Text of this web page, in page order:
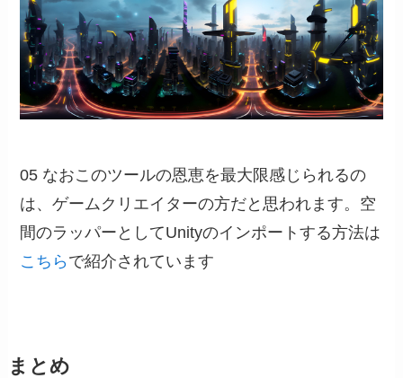
05 なおこのツールの恩恵を最大限感じられるの
は、ゲームクリエイターの方だと思われます。空
間のラッパーとしてUnityのインポートする方法は
こちら で紹介されています
まとめ